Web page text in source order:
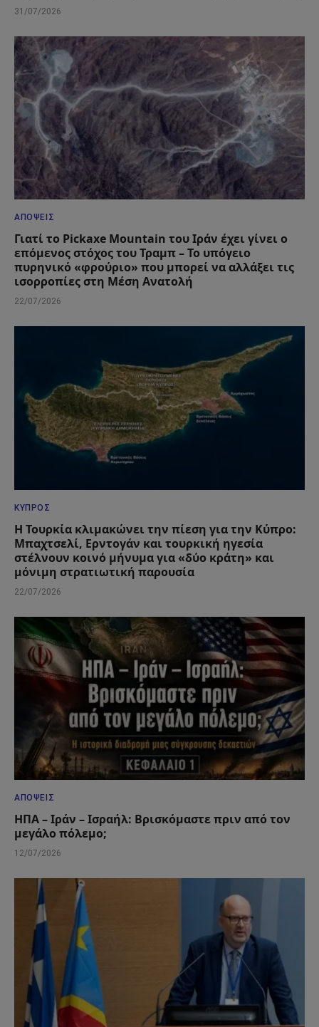
31/07/2026
ΑΠΌΨΕΙΣ
Γιατί το Pickaxe Mountain του Ιράν έχει γίνει ο
επόμενος στόχος του Τραμπ – Το υπόγειο
πυρηνικό «φρούριο» που μπορεί να αλλάξει τις
ισορροπίες στη Μέση Ανατολή
22/07/2026
ΚΎΠΡΟΣ
Η Τουρκία κλιμακώνει την πίεση για την Κύπρο:
Μπαχτσελί, Ερντογάν και τουρκική ηγεσία
στέλνουν κοινό μήνυμα για «δύο κράτη» και
μόνιμη στρατιωτική παρουσία
22/07/2026
ΑΠΌΨΕΙΣ
ΗΠΑ – Ιράν – Ισραήλ: Βρισκόμαστε πριν από τον
μεγάλο πόλεμο;
12/07/2026